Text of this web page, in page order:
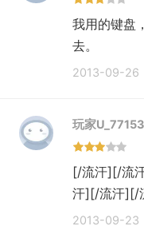
我用的键盘
去。
2013-09-26
玩家
[/流汗][/流
汗][/流汗][/
2013-09-23